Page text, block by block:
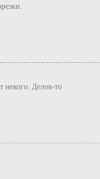
некого. Делов-то